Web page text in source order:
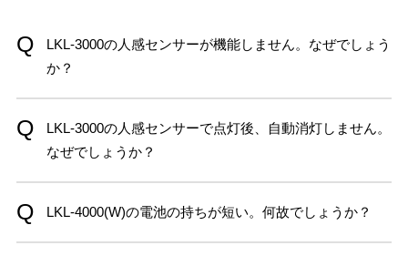
LKL-3000の人感センサーが機能しません。なぜでしょう
か？
LKL-3000の人感センサーで点灯後、自動消灯しません。
なぜでしょうか？
LKL-4000(W)の電池の持ちが短い。何故でしょうか？